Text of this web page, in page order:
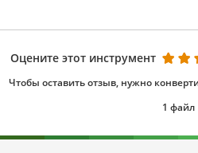
Оцените этот инструмент
Чтобы оставить отзыв, нужно
1 файл